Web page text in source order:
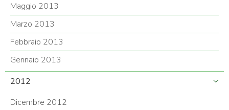
Maggio 2013
Marzo 2013
Febbraio 2013
Gennaio 2013
2012
Dicembre 2012